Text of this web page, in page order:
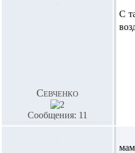
Севченко
Сообщения: 11
С